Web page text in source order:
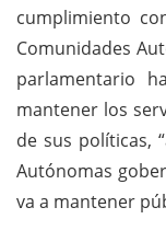
cumplimiento
Comunidades
parlamentario
mantener los
de sus políticas,
Autónomas
va a mantener